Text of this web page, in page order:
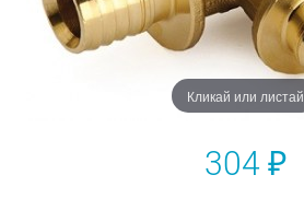
Кликай или листай
304 ₽